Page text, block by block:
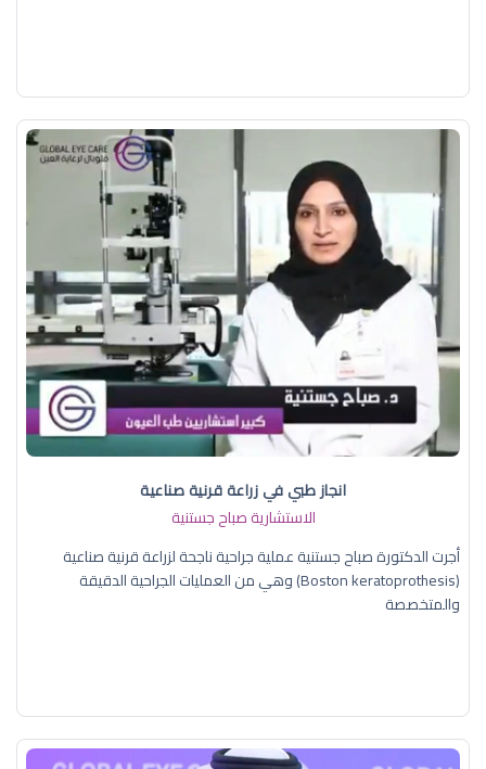
انجاز طبي في زراعة قرنية صناعية
الاستشارية صباح جستنية
أجرت الدكتورة صباح جستنية عملية جراحية ناجحة لزراعة قرنية صناعية
(Boston keratoprothesis) وهي من العمليات الجراحية الدقيقة
والمتخصصة